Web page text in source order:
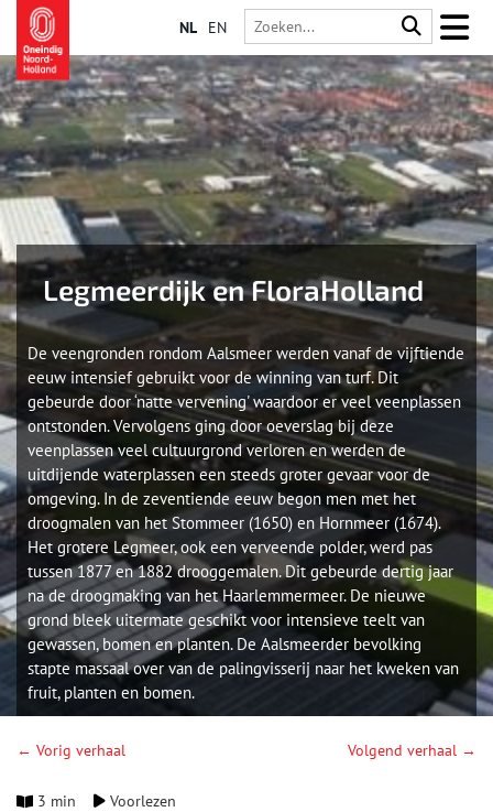
NL EN
Legmeerdijk en FloraHolland
De veengronden rondom Aalsmeer werden vanaf de vijftiende
eeuw intensief gebruikt voor de winning van turf. Dit
gebeurde door ‘natte vervening' waardoor er veel veenplassen
ontstonden. Vervolgens ging door oeverslag bij deze
veenplassen veel cultuurgrond verloren en werden de
uitdijende waterplassen een steeds groter gevaar voor de
omgeving. In de zeventiende eeuw begon men met het
droogmalen van het Stommeer (1650) en Hornmeer (1674).
Het grotere Legmeer, ook een verveende polder, werd pas
tussen 1877 en 1882 drooggemalen. Dit gebeurde dertig jaar
na de droogmaking van het Haarlemmermeer. De nieuwe
grond bleek uitermate geschikt voor intensieve teelt van
gewassen, bomen en planten. De Aalsmeerder bevolking
stapte massaal over van de palingvisserij naar het kweken van
fruit, planten en bomen.
← Vorig verhaal Volgend verhaal →
3 min Voorlezen